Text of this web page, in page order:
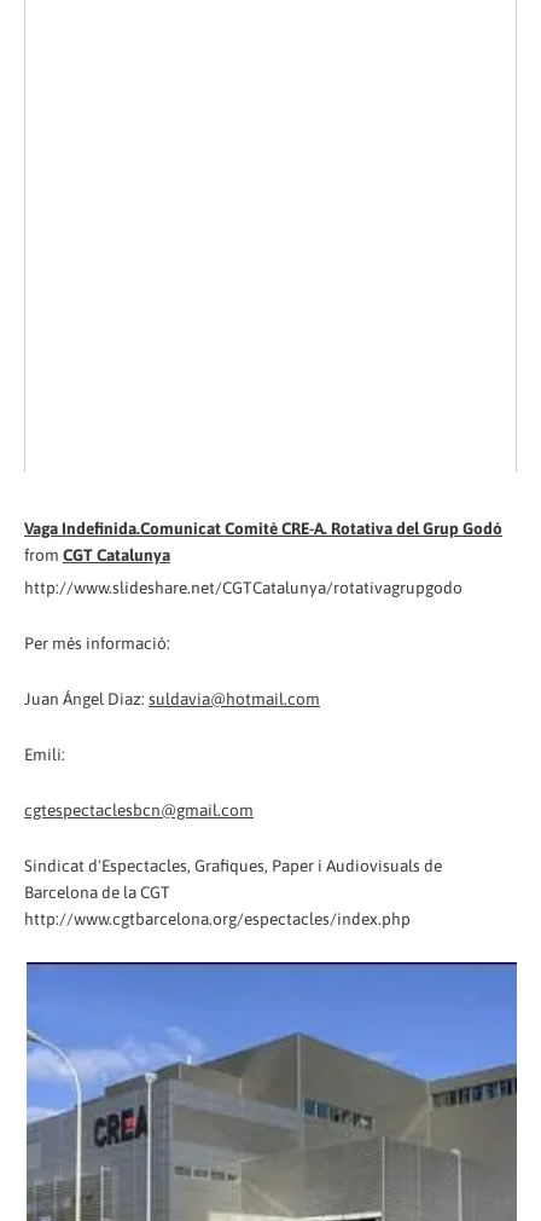
Vaga Indefinida.Comunicat Comitè CRE-A. Rotativa del Grup Godó
from CGT Catalunya
http://www.slideshare.net/CGTCatalunya/rotativagrupgodo
Per més informació:
Juan Ángel Diaz: suldavia@hotmail.com
Emili:
cgtespectaclesbcn@gmail.com
Sindicat d'Espectacles, Grafiques, Paper i Audiovisuals de
Barcelona de la CGT
http://www.cgtbarcelona.org/espectacles/index.php